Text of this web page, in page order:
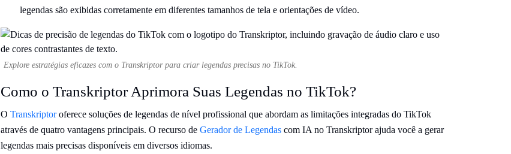
legendas são exibidas corretamente em diferentes tamanhos de tela e orientações de vídeo.
Explore estratégias eficazes com o Transkriptor para criar legendas precisas no TikTok.
Como o Transkriptor Aprimora Suas Legendas no TikTok?
O Transkriptoroferece soluções de legendas de nível profissional que abordam as limitações integradas do TikTok
através de quatro vantagens principais. O recurso de Gerador de Legendas com IA no Transkriptor ajuda você a gerar
legendas mais precisas disponíveis em diversos idiomas.